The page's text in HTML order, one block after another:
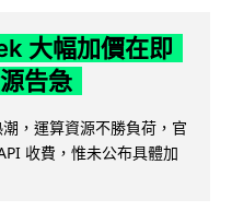
大幅加價在即
告急
，運算資源不勝負荷，官
收費，惟未公布具體加